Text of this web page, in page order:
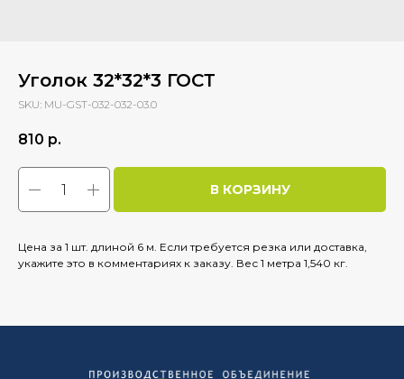
Уголок 32*32*3 ГОСТ
SKU: MU-GST-032-032-03.0
810 р.
В КОРЗИНУ
Цена за 1 шт. длиной 6 м. Если требуется резка или доставка,
укажите это в комментариях к заказу. Вес 1 метра 1,540 кг.